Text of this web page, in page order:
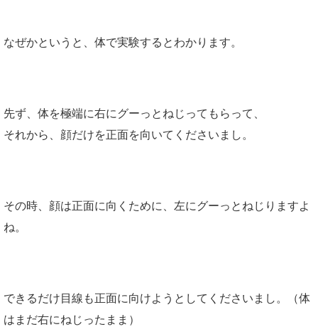
なぜかというと、体で実験するとわかります。
先ず、体を極端に右にグーっとねじってもらって、
それから、顔だけを正面を向いてくださいまし。
その時、顔は正面に向くために、左にグーっとねじりますよ
ね。
できるだけ目線も正面に向けようとしてくださいまし。（体
はまだ右にねじったまま）